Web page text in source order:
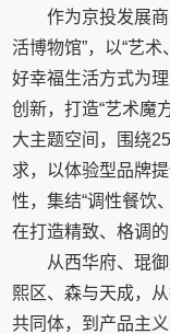
作为京投发展
活博物馆”，以“艺
好幸福生活方式为
创新，打造“艺术魔
大主题空间，围绕
求，以体验型品牌
性，集结“调性餐饮
在打造精致、格调的
从西华府、琨
熙区、森与天成，
共同体，到产品主